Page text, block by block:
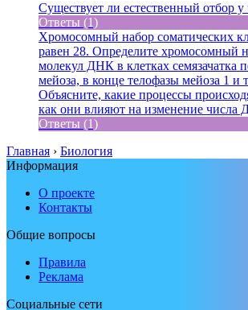
Существует ли естественный отбор у
Ответы (1)
Хромосомный набор соматических
равен 28. Определите хромосомный
молекул ДНК в клетках семязачатка
мейоза, в конце телофазы мейоза 1 и
Объясните, какие процессы
как они влияют на изменение
Ответы (1)
Главная › Биология
Информация
О проекте
Контакты
Общие вопросы
Правила
Реклама
Социальные сети